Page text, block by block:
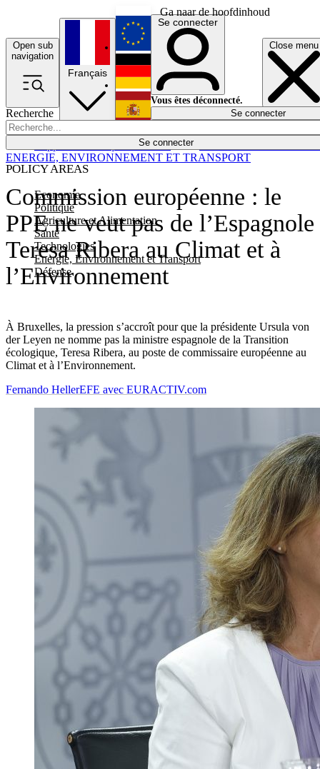
Ga naar de hoofdinhoud
Open sub
navigation
Close menu
Recherche
Se connecter
POLICY AREAS
Economie
Politique
Agriculture et Alimentation
Santé
Technologies
Energie, Environnement et Transport
Défense
Économie
Français
English
Deutsch
Español
Se connecter
Vous êtes déconnecté.
Se connecter
Commission européenne : le
PPE ne veut pas de l’Espagnole
Teresa Ribera au Climat et à
l’Environnement
À Bruxelles, la pression s’accroît pour que la présidente Ursula von
der Leyen ne nomme pas la ministre espagnole de la Transition
écologique, Teresa Ribera, au poste de commissaire européenne au
Climat et à l’Environnement.
ENERGIE, ENVIRONNEMENT ET TRANSPORT
Fernando HellerEFE avec EURACTIV.com